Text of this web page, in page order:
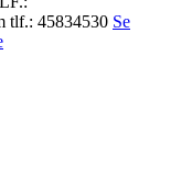
tlf.: 45834530 Se